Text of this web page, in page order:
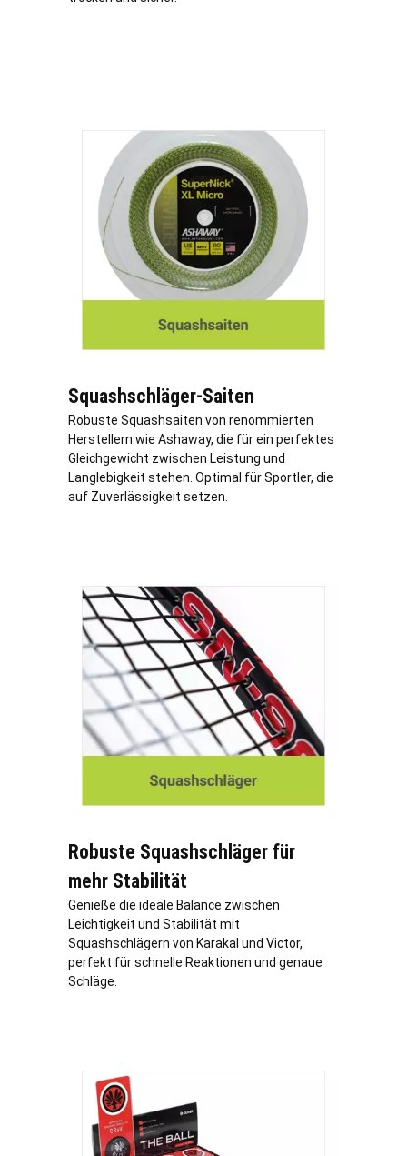
Squashschläger-Saiten
Robuste Squashsaiten von renommierten
Herstellern wie Ashaway, die für ein perfektes
Gleichgewicht zwischen Leistung und
Langlebigkeit stehen. Optimal für Sportler, die
auf Zuverlässigkeit setzen.
Robuste Squashschläger für
mehr Stabilität
Genieße die ideale Balance zwischen
Leichtigkeit und Stabilität mit
Squashschlägern von Karakal und Victor,
perfekt für schnelle Reaktionen und genaue
Schläge.